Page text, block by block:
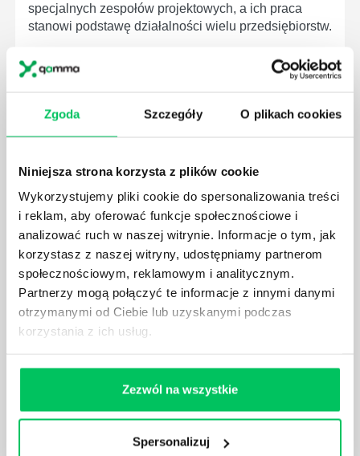
Zgoda Szczegóły O plikach cookies
Niniejsza strona korzysta z plików cookie
Wykorzystujemy pliki cookie do spersonalizowania treści
i reklam, aby oferować funkcje społecznościowe i
analizować ruch w naszej witrynie. Informacje o tym, jak
korzystasz z naszej witryny, udostępniamy partnerom
społecznościowym, reklamowym i analitycznym.
Partnerzy mogą połączyć te informacje z innymi danymi
otrzymanymi od Ciebie lub uzyskanymi podczas
korzystania z ich usług.
Zezwól na wszystkie
Spersonalizuj
specjalnych zespołów projektowych, a ich praca
stanowi podstawę działalności wielu przedsiębiorstw.
JAKIE ZADANIA MUSZĄ ZREALIZOWAĆ
AGILE to coraz popularniejsze w każdej większej (i
mniejszej) firmie pojęcie związane z realizacją
projektów biznesowych. Z pewnością każda osoba
zatrudniona w takim miejscu choć raz się z nim
POWINIEN MIEĆ BRYGADZISTA?
Nawet zespół złożony z doskonale wykształconych i
kompetentnych pracowników nie będzie w stanie
nim odpowiedniego kierownictwa. Zawsze